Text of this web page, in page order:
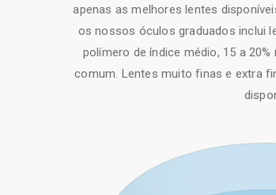
apenas as melhores lentes
os nossos óculos graduados inclui
polímero de índice médio, 15 a
comum. Lentes muito finas e extra